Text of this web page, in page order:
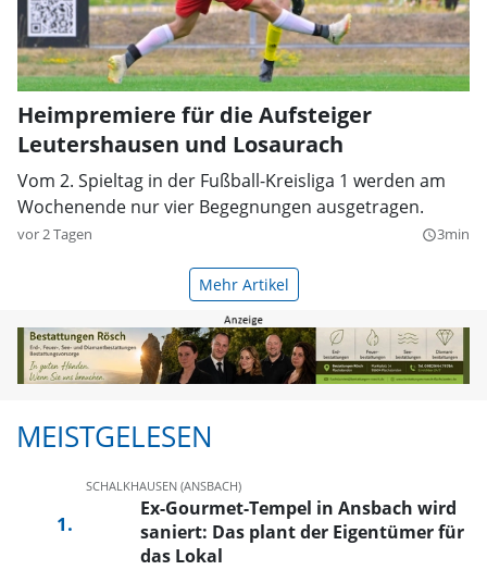
Heimpremiere für die Aufsteiger
Leutershausen und Losaurach
Vom 2. Spieltag in der Fußball-Kreisliga 1 werden am
Wochenende nur vier Begegnungen ausgetragen.
vor 2 Tagen query_builder3min
Mehr Artikel
MEISTGELESEN
SCHALKHAUSEN (ANSBACH)
Ex-Gourmet-Tempel in Ansbach wird
saniert: Das plant der Eigentümer für
das Lokal